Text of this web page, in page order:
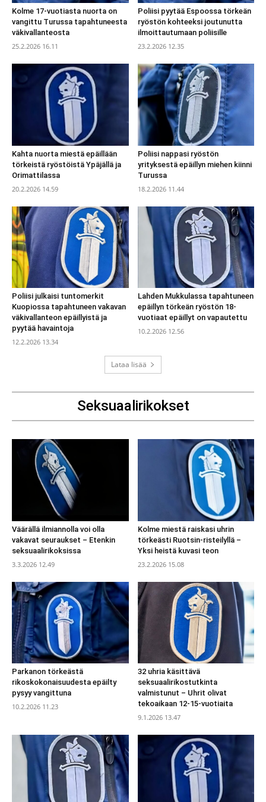
Kolme 17-vuotiasta nuorta on
vangittu Turussa tapahtuneesta
väkivallanteosta
25.2.2026 16.11
Poliisi pyytää Espoossa törkeän
ryöstön kohteeksi joutunutta
ilmoittautumaan poliisille
23.2.2026 12.35
Kahta nuorta miestä epäillään
törkeistä ryöstöistä Ypäjällä ja
Orimattilassa
20.2.2026 14.59
Poliisi nappasi ryöstön
yrityksestä epäillyn miehen kiinni
Turussa
18.2.2026 11.44
Poliisi julkaisi tuntomerkit
Kuopiossa tapahtuneen vakavan
väkivallanteon epäillyistä ja
pyytää havaintoja
12.2.2026 13.34
Lahden Mukkulassa tapahtuneen
epäillyn törkeän ryöstön 18-
vuotiaat epäillyt on vapautettu
10.2.2026 12.56
Lataa lisää
Seksuaalirikokset
Väärällä ilmiannolla voi olla
vakavat seuraukset – Etenkin
seksuaalirikoksissa
3.3.2026 12.49
Kolme miestä raiskasi uhrin
törkeästi Ruotsin-risteilyllä –
Yksi heistä kuvasi teon
23.2.2026 15.08
Parkanon törkeästä
rikoskokonaisuudesta epäilty
pysyy vangittuna
10.2.2026 11.23
32 uhria käsittävä
seksuaalirikostutkinta
valmistunut – Uhrit olivat
tekoaikaan 12-15-vuotiaita
9.1.2026 13.47